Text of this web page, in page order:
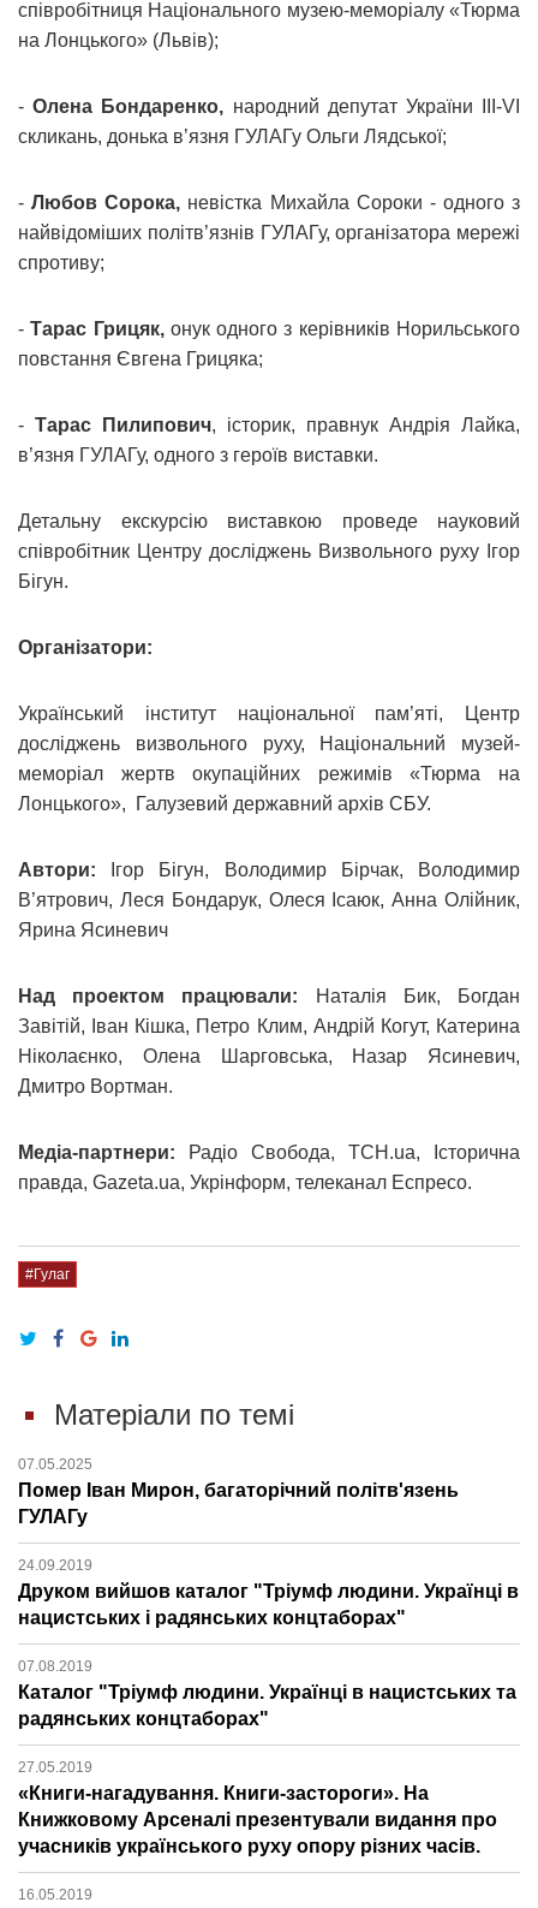
співробітниця Національного музею-меморіалу «Тюрма
на Лонцького» (Львів);
-Олена Бондаренко, народний депутат України III-VI
скликань, донька в’язня ГУЛАГу Ольги Лядської;
-Любов Сорока, невістка Михайла Сороки - одного з
найвідоміших політв’язнів ГУЛАГу, організатора мережі
спротиву;
- Тарас Грицяк,онук одного з керівників Норильського
повстання Євгена Грицяка;
- Тарас Пилипович, історик, правнук Андрія Лайка,
в’язня ГУЛАГу, одного з героїв виставки.
Детальну екскурсію виставкою проведе науковий
співробітник Центру досліджень Визвольного руху Ігор
Бігун.
Організатори:
Український інститут національної пам’яті, Центр
досліджень визвольного руху, Національний музей-
меморіал жертв окупаційних режимів «Тюрма на
Лонцького», Галузевий державний архів СБУ.
Автори: Ігор Бігун, Володимир Бірчак, Володимир
В’ятрович, Леся Бондарук, Олеся Ісаюк, Анна Олійник,
Ярина Ясиневич
Над проектом працювали: Наталія Бик, Богдан
Завітій, Іван Кішка, Петро Клим, Андрій Когут, Катерина
Ніколаєнко, Олена Шарговська, Назар Ясиневич,
Дмитро Вортман.
Медіа-партнери: Радіо Свобода, ТСН.ua, Історична
правда, Gazeta.ua, Укрінформ, телеканал Еспресо.
#Гулаг
Матеріали по темі
07.05.2025
Помер Іван Мирон, багаторічний політв'язень
ГУЛАГу
24.09.2019
Друком вийшов каталог "Тріумф людини. Українці в
нацистських і радянських концтаборах"
07.08.2019
Каталог "Тріумф людини. Українці в нацистських та
радянських концтаборах"
27.05.2019
«Книги-нагадування. Книги-застороги». На
Книжковому Арсеналі презентували видання про
учасників українського руху опору різних часів.
16.05.2019